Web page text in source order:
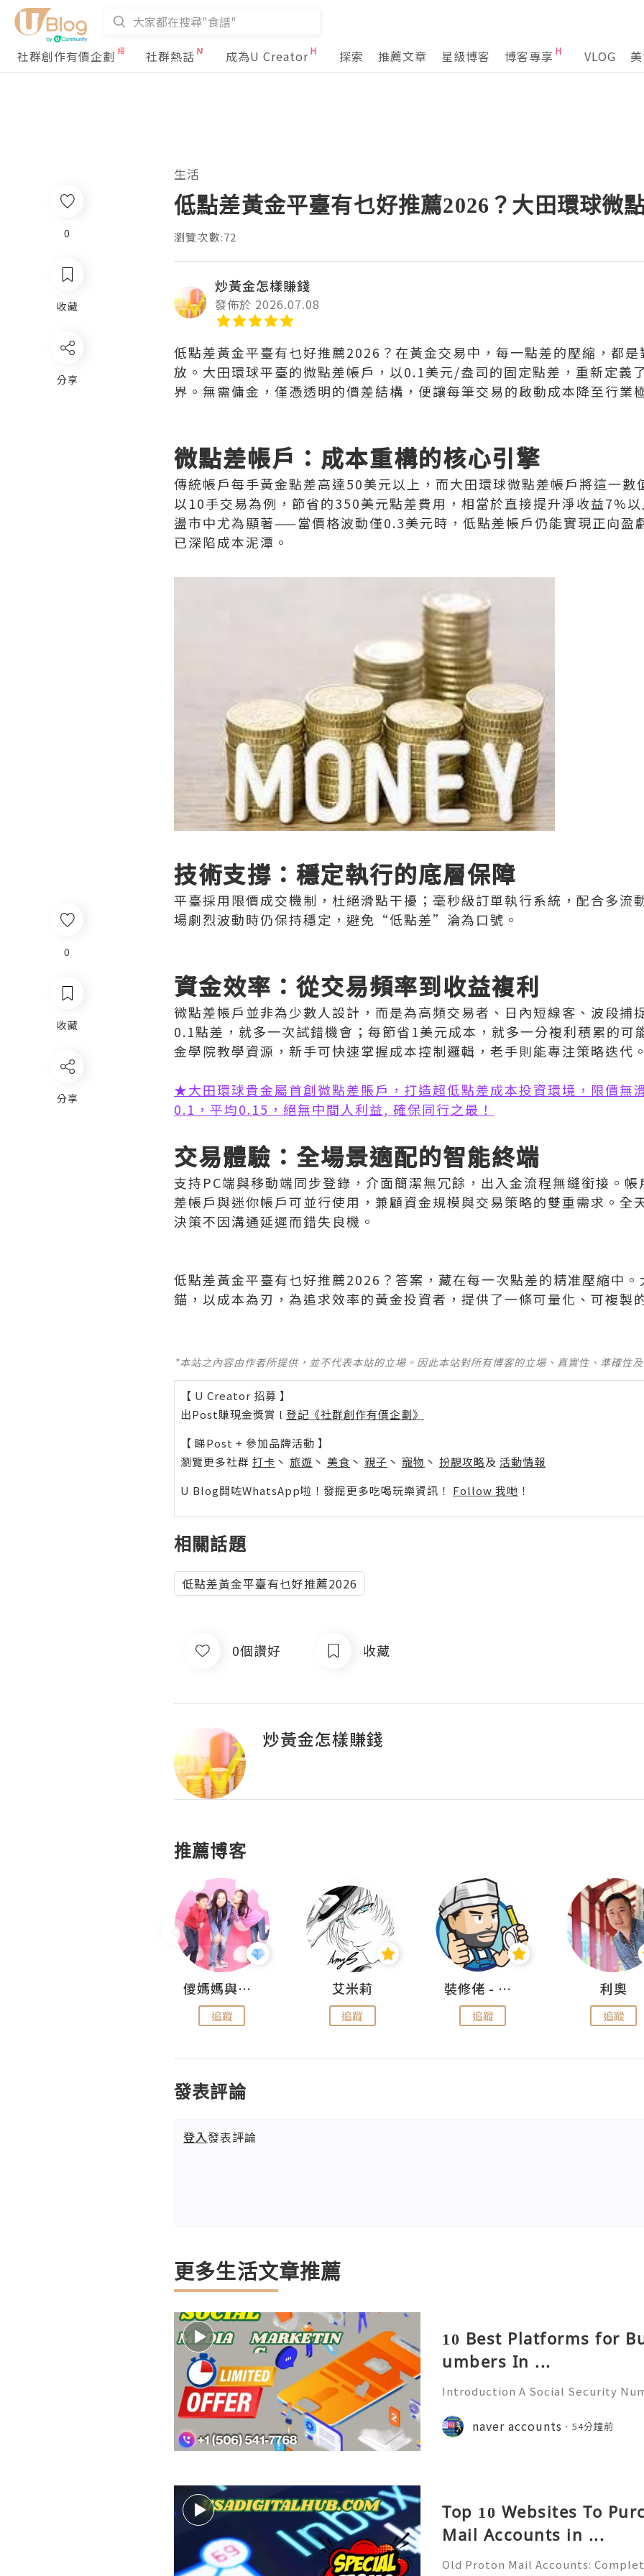
社群創作有價企劃 社群熱話 成為U Creator 探索 推薦文章 星級博客 博客專享 VLOG
0
收藏
分享
生活
低點差黃金平臺有乜好推薦2026？大田環球微
瀏覽次數:72
炒黃金怎樣賺錢
發佈於 2026.07.08
低點差黃金平臺有乜好推薦2026‌？在黃金交易中，每一點差的壓縮，都
放。大田環球平臺的微點差帳戶，以0.1美元/盎司的固定點差，重新定義
界。無需傭金，僅憑透明的價差結構，便讓每筆交易的啟動成本降至行業
‌微點差帳戶：成本重構的核心引擎
傳統帳戶每手黃金點差高達50美元以上，而大田環球微點差帳戶將這一
以10手交易為例，節省的350美元點差費用，相當於直接提升淨收益7%
盪市中尤為顯著——當價格波動僅0.3美元時，低點差帳戶仍能實現正向盈
已深陷成本泥潭。
技術支撐：穩定執行的底層保障
平臺採用限價成交機制，杜絕滑點干擾；毫秒級訂單執行系統，配合多流
場劇烈波動時仍保持穩定，避免“低點差”淪為口號。
‌資金效率：從交易頻率到收益複利
微點差帳戶並非為少數人設計，而是為高頻交易者、日內短線客、波段捕
0.1點差，就多一次試錯機會；每節省1美元成本，就多一分複利積累的可
金學院教學資源，新手可快速掌握成本控制邏輯，老手則能專注策略迭代
★大田環球貴金屬首創微點差賬戶，打造超低點差成本投資環境，限價無
0.1，平均0.15，絕無中間人利益, 確保同行之最！
‌交易體驗：全場景適配的智能終端
支持PC端與移動端同步登錄，介面簡潔無冗餘，出入金流程無縫銜接。
差帳戶與迷你帳戶可並行使用，兼顧資金規模與交易策略的雙重需求。全
決策不因溝通延遲而錯失良機。
低點差黃金平臺有乜好推薦2026‌？答案，藏在每一次點差的精准壓縮中
錨，以成本為刃，為追求效率的黃金投資者，提供了一條可量化、可複製
*本站之內容由作者所提供，並不代表本站的立場。因此本站對所有博客的立場、真實性、準確性
【 U Creator 招募 】
出Post賺現金獎賞 l 登記《社群創作有價企劃》
【 睇Post + 參加品牌活動 】
瀏覽更多社群 打卡 丶 旅遊 丶 美食 丶 親子 丶 寵物 丶 扮靚攻略及 活動情報
U Blog開咗WhatsApp啦！發掘更多吃喝玩樂資訊！ Follow 我哋 ！
相關話題
低點差黃金平臺有乜好推薦2026
0個讚好 收藏
炒黃金怎樣賺錢
推薦博客
儍媽媽與兩隻小魔怪之家
追蹤
艾米莉
追蹤
裝修佬 - 香港一站式網上裝修平台
追蹤
利奧
追蹤
發表評論
登入發表評論
更多生活文章推薦
10 Best Platforms for
umbers In ...
Introduction A Social Security
official identification,
overnment-related pur
naver accounts 54分鐘前
Top 10 Websites To
Mail Accounts in ...
Old Proton Mail Accounts:
0
收藏
分享